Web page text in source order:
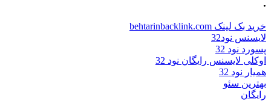
.
خرید بک لینک behtarinbacklink.com
لایسنس نود32
پسورد نود 32
اوکلی لایسنس رایگان نود 32
همیار نود 32
بهترین سئو
رایگان